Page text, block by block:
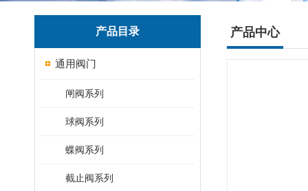
产品目录
通用阀门
闸阀系列
球阀系列
蝶阀系列
截止阀系列
产品中心